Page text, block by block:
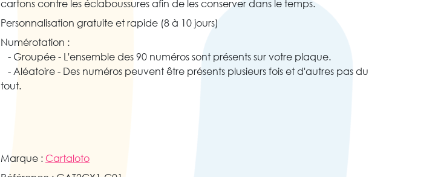
cartons contre les éclaboussures afin de les conserver dans le temps.
Personnalisation gratuite et rapide (8 à 10 jours)
Numérotation :
- Groupée - L'ensemble des 90 numéros sont présents sur votre plaque.
- Aléatoire - Des numéros peuvent être présents plusieurs fois et d'autres pas du
tout.
Marque : Cartaloto